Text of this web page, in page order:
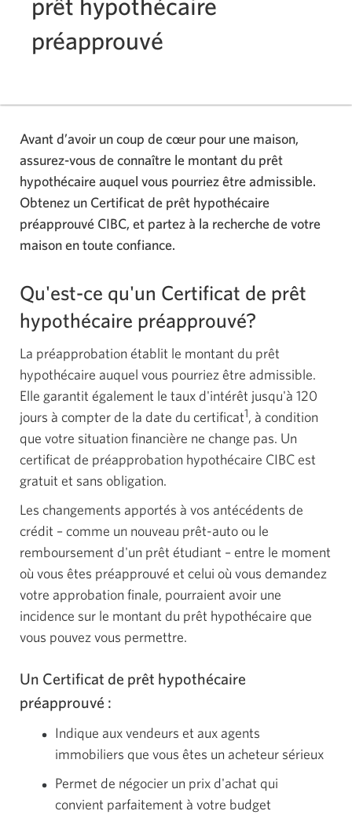
préapprouvé
Avant d’avoir un coup de cœur pour une maison,
assurez-vous de connaître le montant du prêt
hypothécaire auquel vous pourriez être admissible.
Obtenez un Certificat de prêt hypothécaire
préapprouvé CIBC, et partez à la recherche de votre
maison en toute confiance.
Qu'est-ce qu'un Certificat de prêt
hypothécaire préapprouvé?
La préapprobation établit le montant du prêt
hypothécaire auquel vous pourriez être admissible.
Elle garantit également le taux d'intérêt jusqu'à 120
jours à compter de la date du certificat1, à condition
que votre situation financière ne change pas. Un
certificat de préapprobation hypothécaire CIBC est
gratuit et sans obligation.
Les changements apportés à vos antécédents de
crédit – comme un nouveau prêt-auto ou le
remboursement d'un prêt étudiant – entre le moment
où vous êtes préapprouvé et celui où vous demandez
votre approbation finale, pourraient avoir une
incidence sur le montant du prêt hypothécaire que
vous pouvez vous permettre.
Un Certificat de prêt hypothécaire
préapprouvé :
Indique aux vendeurs et aux agents
immobiliers que vous êtes un acheteur sérieux
Permet de négocier un prix d'achat qui
convient parfaitement à votre budget